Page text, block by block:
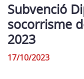
Subvenció
socorrisme
2023
17/10/2023